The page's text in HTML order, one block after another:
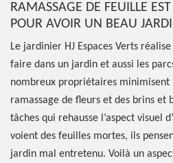
RAMASSAGE DE FEUILLE
POUR AVOIR UN BEAU
Le jardinier HJ Espaces Verts
faire dans un jardin et aussi les
nombreux propriétaires
ramassage de fleurs et des brins et
tâches qui rehausse l’aspect visuel
voient des feuilles mortes, ils
jardin mal entretenu. Voilà un